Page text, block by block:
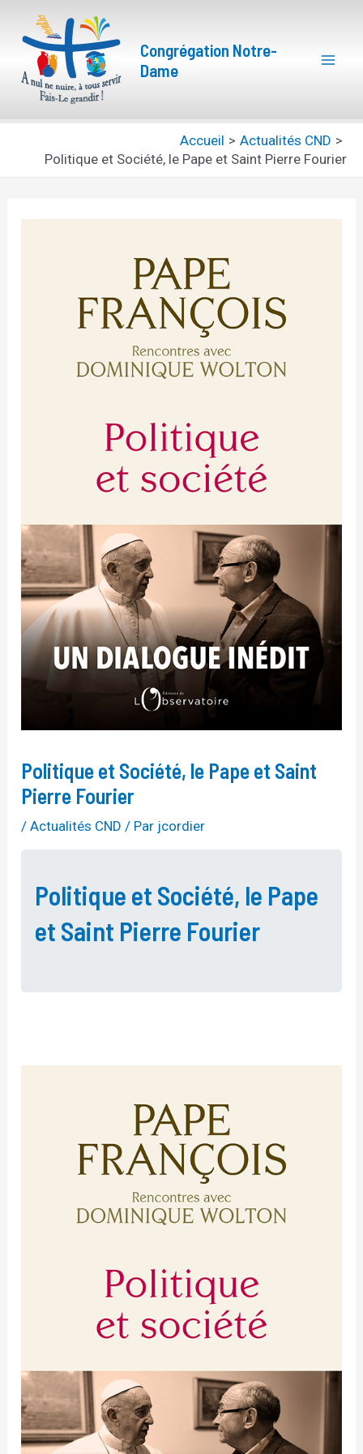
contenu
Congrégation Notre-
Dame
Accueil
Actualités CND
Politique et Société, le Pape et Saint Pierre Fourier
Politique et Société, le Pape et Saint
Pierre Fourier
/Actualités CND / Par jcordier
Politique et Société, le Pape
et Saint Pierre Fourier
Navigation
des
articles